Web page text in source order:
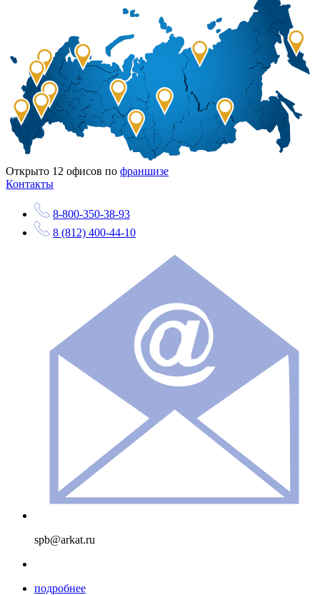
Открыто 12 офисов по франшизе
Контакты
8-800-350-38-93
8 (812) 400-44-10
spb@arkat.ru
подробнее